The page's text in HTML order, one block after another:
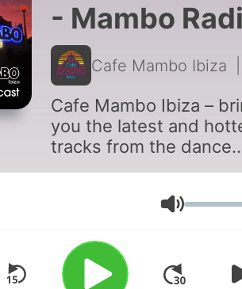
- Mambo
Cafe Mambo Ibiza
Cafe Mambo Ibiza –
you the latest and
tracks from the dance
and Cafe Mambo
Tweet your music
@mamboibiza. Follow
Volumen